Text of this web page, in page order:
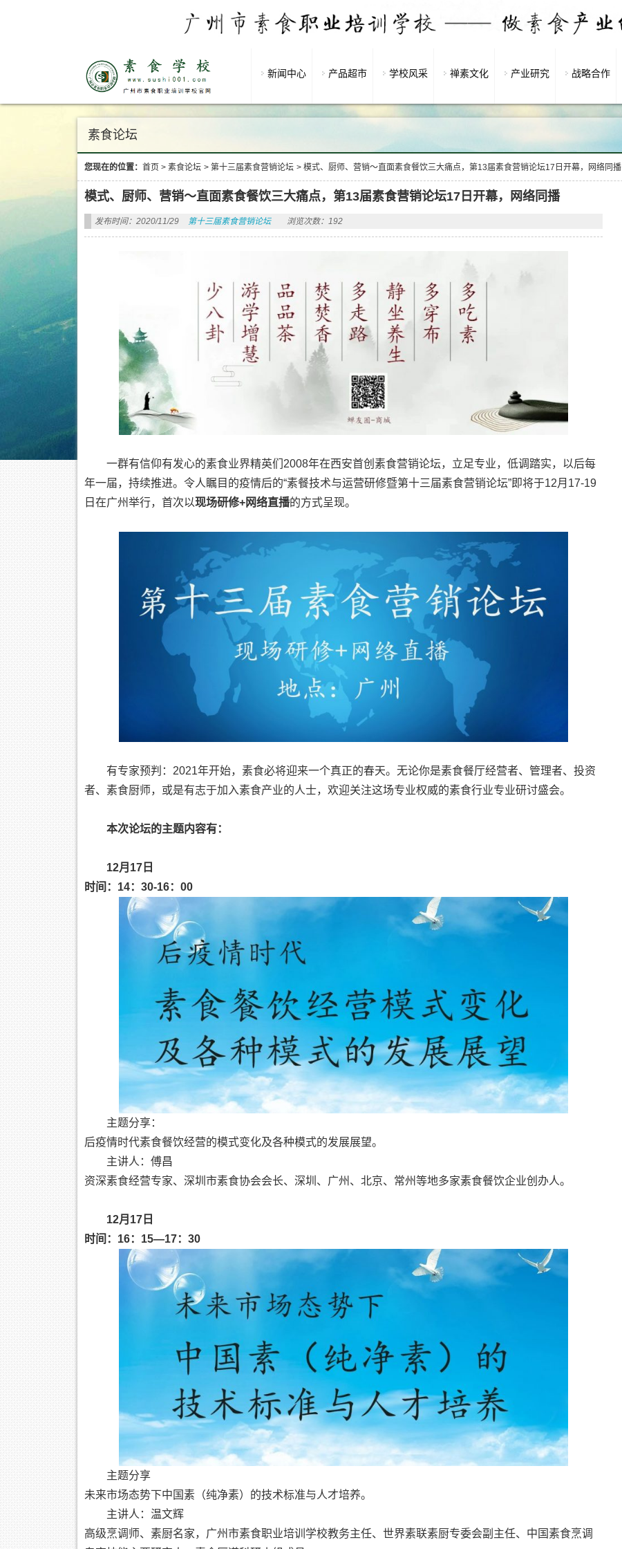
新闻中心 产品超市 学校风采 禅素文化 产业研究 战略合作
素食论坛
您现在的位置： 首页 > 素食论坛 > 第十三届素食营销论坛 > 模式、厨师、营销～直面素食餐饮三大痛点，第13届素食营销论坛17日开幕，网络同播
模式、厨师、营销～直面素食餐饮三大痛点，第13届素食营销论坛17日开幕，网络同播
发布时间：2020/11/29 第十三届素食营销论坛 浏览次数：192
一群有信仰有发心的素食业界精英们2008年在西安首创素食营销论坛，立足专业，低调踏实，以后每
年一届，持续推进。令人瞩目的疫情后的“素餐技术与运营研修暨第十三届素食营销论坛”即将于12月17-19
日在广州举行，首次以现场研修+网络直播的方式呈现。
有专家预判：2021年开始，素食必将迎来一个真正的春天。无论你是素食餐厅经营者、管理者、投资
者、素食厨师，或是有志于加入素食产业的人士，欢迎关注这场专业权威的素食行业专业研讨盛会。
本次论坛的主题内容有：
12月17日
时间：14：30-16：00
主题分享：
后疫情时代素食餐饮经营的模式变化及各种模式的发展展望。
主讲人：傅昌
资深素食经营专家、深圳市素食协会会长、深圳、广州、北京、常州等地多家素食餐饮企业创办人。
12月17日
时间：16：15—17：30
主题分享
未来市场态势下中国素（纯净素）的技术标准与人才培养。
主讲人：温文辉
高级烹调师、素厨名家，广州市素食职业培训学校教务主任、世界素联素厨专委会副主任、中国素食烹调